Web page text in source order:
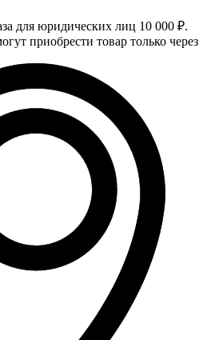
для юридических лиц 10 000 ₽.
приобрести товар только через